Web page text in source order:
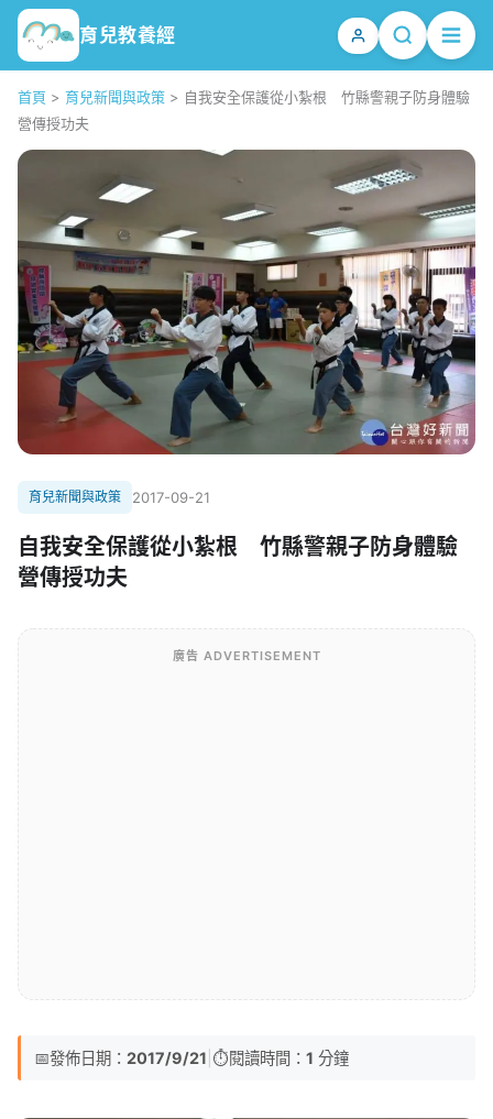
育兒教養經
首頁 > 育兒新聞與政策 > 自我安全保護從小紮根 竹縣警親子防身體驗
營傳授功夫
育兒新聞與政策 2017-09-21
自我安全保護從小紮根 竹縣警親子防身體驗
營傳授功夫
廣告 ADVERTISEMENT
📅發佈日期： 2017/9/21 ⏱️閱讀時間： 1 分鐘